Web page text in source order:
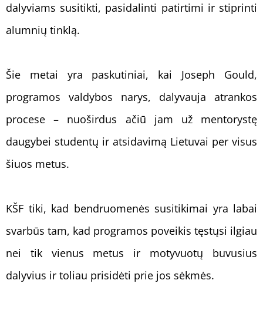
dalyviams susitikti, pasidalinti patirtimi ir stiprinti
alumnių tinklą.
Šie metai yra paskutiniai, kai Joseph Gould,
programos valdybos narys, dalyvauja atrankos
procese – nuoširdus ačiū jam už mentorystę
daugybei studentų ir atsidavimą Lietuvai per visus
šiuos metus.
KŠF tiki, kad bendruomenės susitikimai yra labai
svarbūs tam, kad programos poveikis tęstųsi ilgiau
nei tik vienus metus ir motyvuotų buvusius
dalyvius ir toliau prisidėti prie jos sėkmės.